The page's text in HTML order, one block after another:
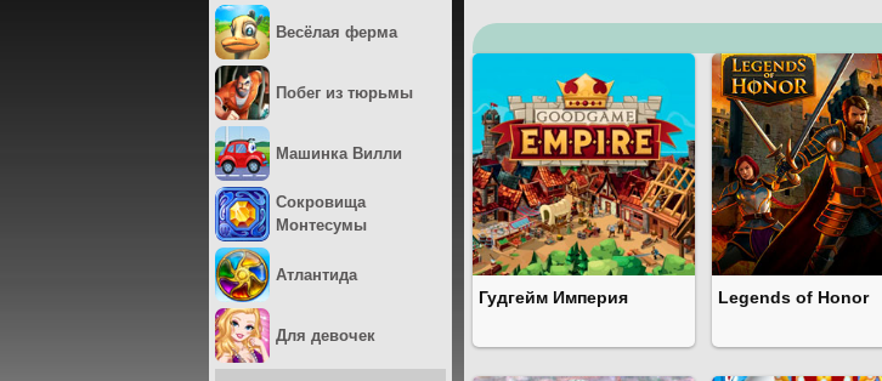
Гудгейм Империя Legends of Honor
Весёлая ферма
Побег из тюрьмы
Машинка Вилли
Сокровища
Монтесумы
Атлантида
Для девочек